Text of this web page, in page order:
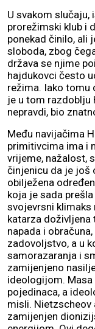
U svakom slučaju,
prorežimski klub i
ponekad činilo, ali
sloboda, zbog
država se njime
hajdukovci često
režima. Iako tomu
je u tom razdoblju
nepravdi, bio
Među navijačima
primitivcima ima i
vrijeme, nažalost,
činjenicu da je još
obilježena
koja je sada
svojevrsni klimaks
katarza doživljena
napada i
zadovoljstvo, a u
samorazaranja i
zamijenjeno
ideologijom.
pojedinaca, a
misli. Nietzscheov
zamijenjen